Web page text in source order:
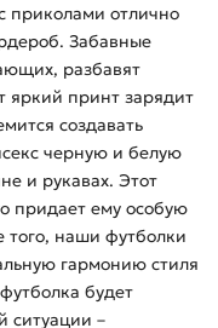
приколами отлично
Забавные
разбавят
яркий принт зарядит
создавать
черную и белую
и рукавах. Этот
придает ему особую
того, наши футболки
гармонию стиля
будет
ситуации –